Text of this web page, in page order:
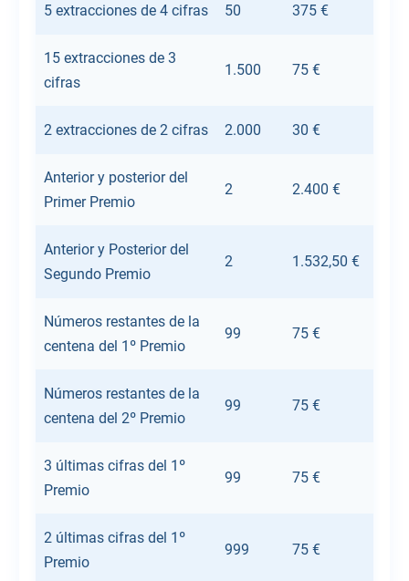
5 extracciones de 4 cifras 50 375 €
15 extracciones de 3
cifras
1.500 75 €
2 extracciones de 2 cifras 2.000 30 €
Anterior y posterior del
Primer Premio
2 2.400 €
Anterior y Posterior del
Segundo Premio
2 1.532,50 €
Números restantes de la
centena del 1º Premio
99 75 €
Números restantes de la
centena del 2º Premio
99 75 €
3 últimas cifras del 1º
Premio
99 75 €
2 últimas cifras del 1º
Premio
999 75 €